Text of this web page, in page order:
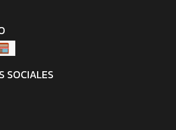
SOCIALES